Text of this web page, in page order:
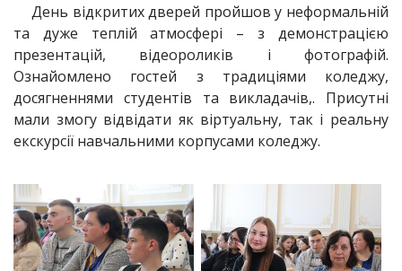
День відкритих дверей пройшов у неформальній
та дуже теплій атмосфері – з демонстрацією
презентацій, відеороликів і фотографій.
Ознайомлено гостей з традиціями коледжу,
досягненнями студентів та викладачів,. Присутні
мали змогу відвідати як віртуальну, так і реальну
екскурсії навчальними корпусами коледжу.